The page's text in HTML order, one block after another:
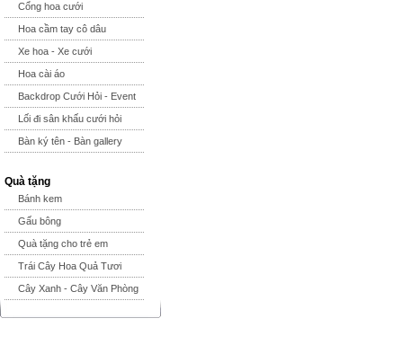
Cổng hoa cưới
Hoa cầm tay cô dâu
Xe hoa - Xe cưới
Hoa cài áo
Backdrop Cưới Hỏi - Event
Lối đi sân khấu cưới hỏi
Bàn ký tên - Bàn gallery
Quà tặng
Bánh kem
Gấu bông
Quà tặng cho trẻ em
Trái Cây Hoa Quả Tươi
Cây Xanh - Cây Văn Phòng